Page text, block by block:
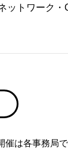
ットワーク・
は各事務局